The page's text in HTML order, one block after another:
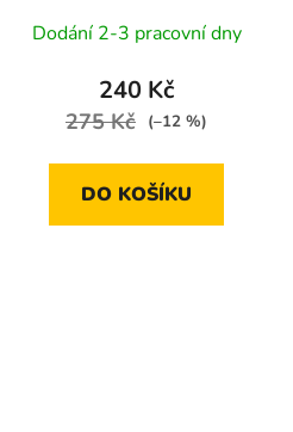
Dodání 2-3 pracovní dny
240 Kč
275 Kč (–12 %)
DO KOŠÍKU